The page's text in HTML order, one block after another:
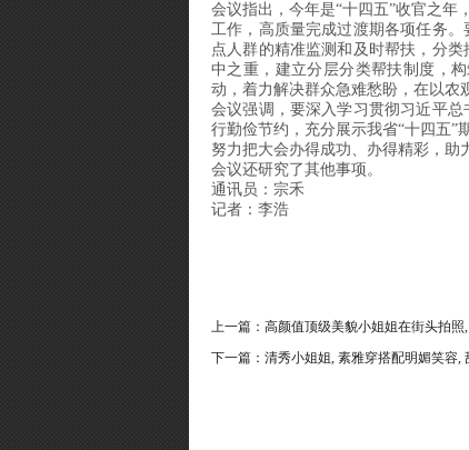
会议指出，今年是“十四五”收官之
工作，高质量完成过渡期各项任务
点人群的精准监测和及时帮扶，分
中之重，建立分层分类帮扶制度，
动，着力解决群众急难愁盼，在以农
会议强调，要深入学习贯彻习近平
行勤俭节约，充分展示我省“十四五”
努力把大会办得成功、办得精彩，助
会议还研究了其他事项。
通讯员：宗禾
记者：李浩
上一篇： 高颜值顶级美貌小姐姐在街头拍照
下一篇： 清秀小姐姐, 素雅穿搭配明媚笑容,